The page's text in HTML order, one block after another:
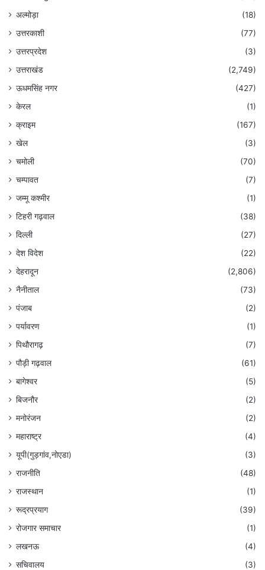
अल्मोड़ा
(18)
उत्तरकाशी
(77)
उत्तरप्रदेश
(3)
उत्तराखंड
(2,749)
ऊधमसिंह नगर
(427)
केरल
(1)
क्राइम
(167)
खेल
(3)
चमोली
(70)
चम्पावत
(7)
जम्मू कश्मीर
(1)
टिहरी गढ़वाल
(38)
दिल्ली
(27)
देश विदेश
(22)
देहरादून
(2,806)
नैनीताल
(73)
पंजाब
(2)
पर्यावरण
(1)
पिथौरागढ़
(7)
पौड़ी गढ़वाल
(61)
बागेश्वर
(5)
बिजनौर
(2)
मनोरंजन
(2)
महाराष्ट्र
(4)
यूपी(गुड़गांव,नोएडा)
(3)
राजनीति
(48)
राजस्थान
(1)
रूद्रप्रयाग
(39)
रोजगार समाचार
(1)
लखनऊ
(4)
सचिवालय
(3)